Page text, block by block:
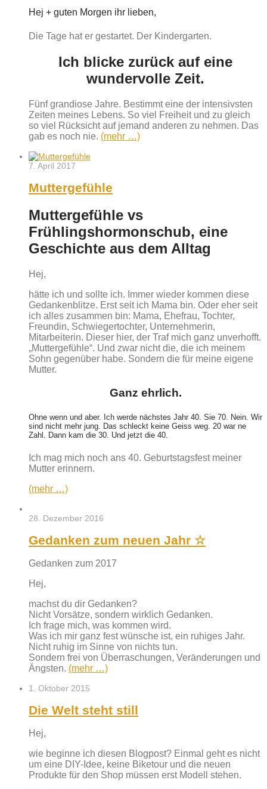
Hej + guten Morgen ihr lieben,
Die Tage hat er gestartet. Der Kindergarten.
Ich blicke zurück auf eine
wundervolle Zeit.
Fünf grandiose Jahre. Bestimmt eine der intensivsten
Zeiten meines Lebens. So viel Freiheit und zu gleich
so viel Rücksicht auf jemand anderen zu nehmen. Das
gab es noch nie. (mehr …)
7. April 2017
Muttergefühle
Muttergefühle vs
Frühlingshormonschub, eine
Geschichte aus dem Alltag
Hej,
hätte ich und sollte ich. Immer wieder kommen diese
Gedankenblitze. Erst seit ich Mama bin. Oder eher seit
ich alles zusammen bin: Mama, Ehefrau, Tochter,
Freundin, Schwiegertochter, Unternehmerin,
Mitarbeiterin. Dieser hier, der Traf mich ganz unverhofft.
„Muttergefühle“. Und zwar nicht die, die ich meinem
Sohn gegenüber habe. Sondern die für meine eigene
Mutter.
Ganz ehrlich.
Ohne wenn und aber. Ich werde nächstes Jahr 40. Sie 70. Nein. Wir
sind nicht mehr jung. Das schleckt keine Geiss weg. 20 war ne
Zahl. Dann kam die 30. Und jetzt die 40.
Ich mag mich noch ans 40. Geburtstagsfest meiner
Mutter erinnern.
(mehr …)
28. Dezember 2016
Gedanken zum neuen Jahr ☆
Gedanken zum 2017
Hej,
machst du dir Gedanken?
Nicht Vorsätze, sondern wirklich Gedanken.
Ich frage mich, was kommen wird.
Was ich mir ganz fest wünsche ist, ein ruhiges Jahr.
Nicht ruhig im Sinne von nichts tun.
Sondern frei von Überraschungen, Veränderungen und
Ängsten. (mehr …)
1. Oktober 2015
Die Welt steht still
Hej,
wie beginne ich diesen Blogpost? Einmal geht es nicht
um eine DIY-Idee, keine Biketour und die neuen
Produkte für den Shop müssen erst Modell stehen.